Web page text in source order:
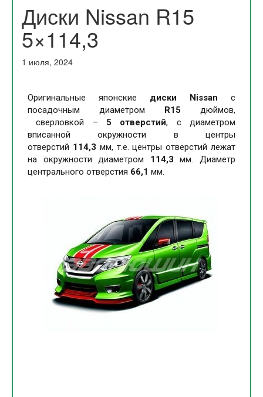
Диски Nissan R15
5×114,3
1 июля, 2024
Оригинальные японские диски Nissan с
посадочным диаметром R15 дюймов,
сверловкой – 5 отверстий, с диаметром
вписанной окружности в центры
отверстий 114,3 мм, т.е. центры отверстий лежат
на окружности диаметром 114,3 мм. Диаметр
центрального отверстия 66,1 мм.